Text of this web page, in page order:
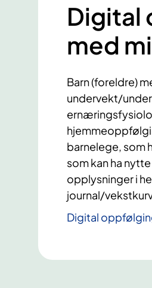
Digital
med
Barn (foreldre)
undervekt/
barnelege, som
som kan ha
opplysninger i
journal/
Digital